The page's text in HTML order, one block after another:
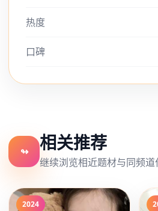
热度
口碑
↬ 相关推荐
继续浏览相近题材与同频道
2024